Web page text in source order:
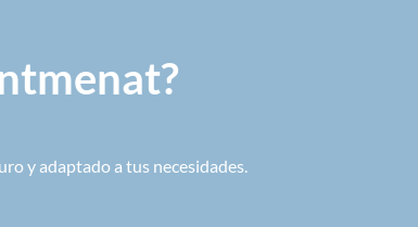
y adaptado a tus necesidades.